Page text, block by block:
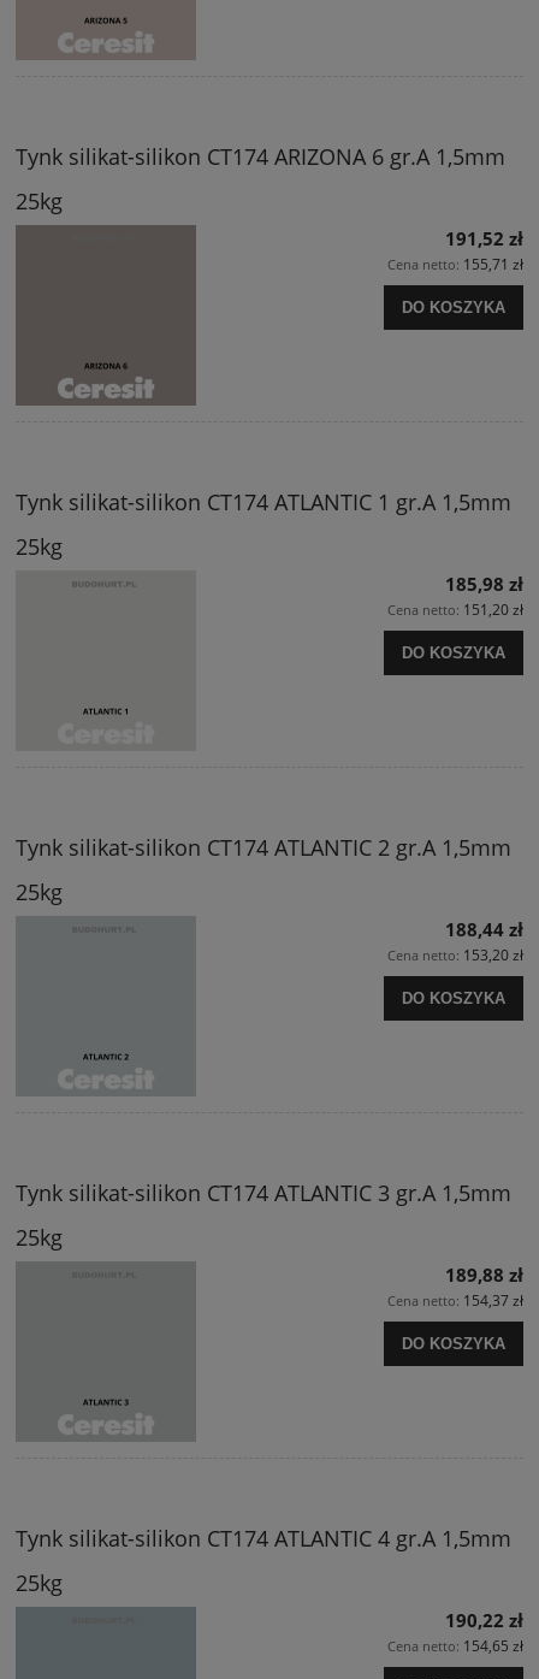
Tynk silikat-silikon CT174 ARIZONA 6 gr.A 1,5mm
25kg
191,52 zł
Cena netto: 155,71 zł
DO KOSZYKA
Tynk silikat-silikon CT174 ATLANTIC 1 gr.A 1,5mm
25kg
185,98 zł
Cena netto: 151,20 zł
DO KOSZYKA
Tynk silikat-silikon CT174 ATLANTIC 2 gr.A 1,5mm
25kg
188,44 zł
Cena netto: 153,20 zł
DO KOSZYKA
Tynk silikat-silikon CT174 ATLANTIC 3 gr.A 1,5mm
25kg
189,88 zł
Cena netto: 154,37 zł
DO KOSZYKA
Tynk silikat-silikon CT174 ATLANTIC 4 gr.A 1,5mm
25kg
190,22 zł
Cena netto: 154,65 zł